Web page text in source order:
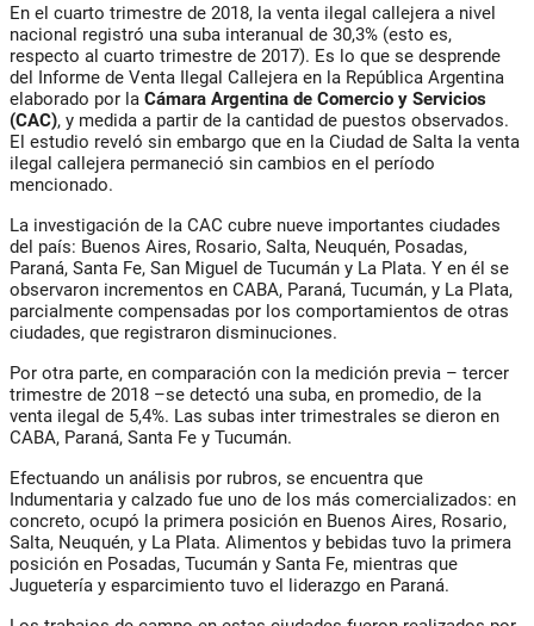
En el cuarto trimestre de 2018, la venta ilegal callejera a nivel
nacional registró una suba interanual de 30,3% (esto es,
respecto al cuarto trimestre de 2017). Es lo que se desprende
del Informe de Venta Ilegal Callejera en la República Argentina
elaborado por la Cámara Argentina de Comercio y Servicios
(CAC), y medida a partir de la cantidad de puestos observados.
El estudio reveló sin embargo que en la Ciudad de Salta la venta
ilegal callejera permaneció sin cambios en el período
mencionado.
La investigación de la CAC cubre nueve importantes ciudades
del país: Buenos Aires, Rosario, Salta, Neuquén, Posadas,
Paraná, Santa Fe, San Miguel de Tucumán y La Plata. Y en él se
observaron incrementos en CABA, Paraná, Tucumán, y La Plata,
parcialmente compensadas por los comportamientos de otras
ciudades, que registraron disminuciones.
Por otra parte, en comparación con la medición previa – tercer
trimestre de 2018 –se detectó una suba, en promedio, de la
venta ilegal de 5,4%. Las subas inter trimestrales se dieron en
CABA, Paraná, Santa Fe y Tucumán.
Efectuando un análisis por rubros, se encuentra que
Indumentaria y calzado fue uno de los más comercializados: en
concreto, ocupó la primera posición en Buenos Aires, Rosario,
Salta, Neuquén, y La Plata. Alimentos y bebidas tuvo la primera
posición en Posadas, Tucumán y Santa Fe, mientras que
Juguetería y esparcimiento tuvo el liderazgo en Paraná.